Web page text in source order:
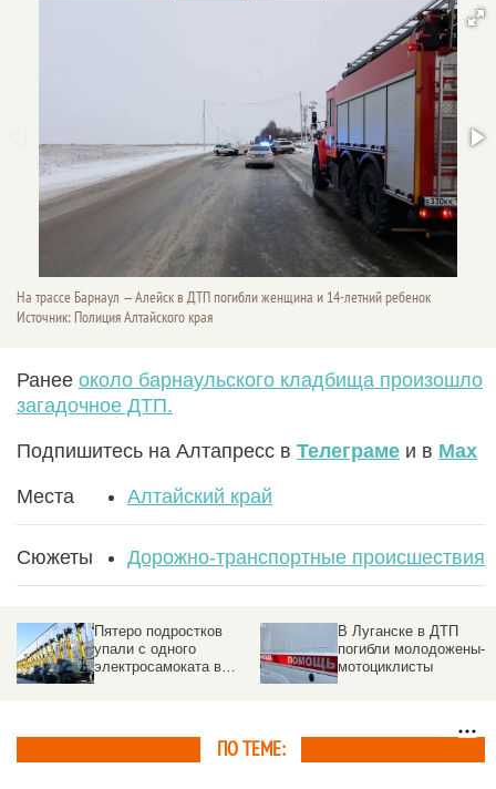
На трассе Барнаул — Алейск в ДТП погибли женщина и 14-летний ребенок
Источник: Полиция Алтайского края
Ранее около барнаульского кладбища произошло
загадочное ДТП.
Подпишитесь на Алтапресс в Телеграме и в Max
Места Алтайский край
Сюжеты Дорожно-транспортные происшествия
Пятеро подростков
упали с одного
электросамоката в
В Луганске в ДТП
погибли молодожены-
мотоциклисты
ПО ТЕМЕ: